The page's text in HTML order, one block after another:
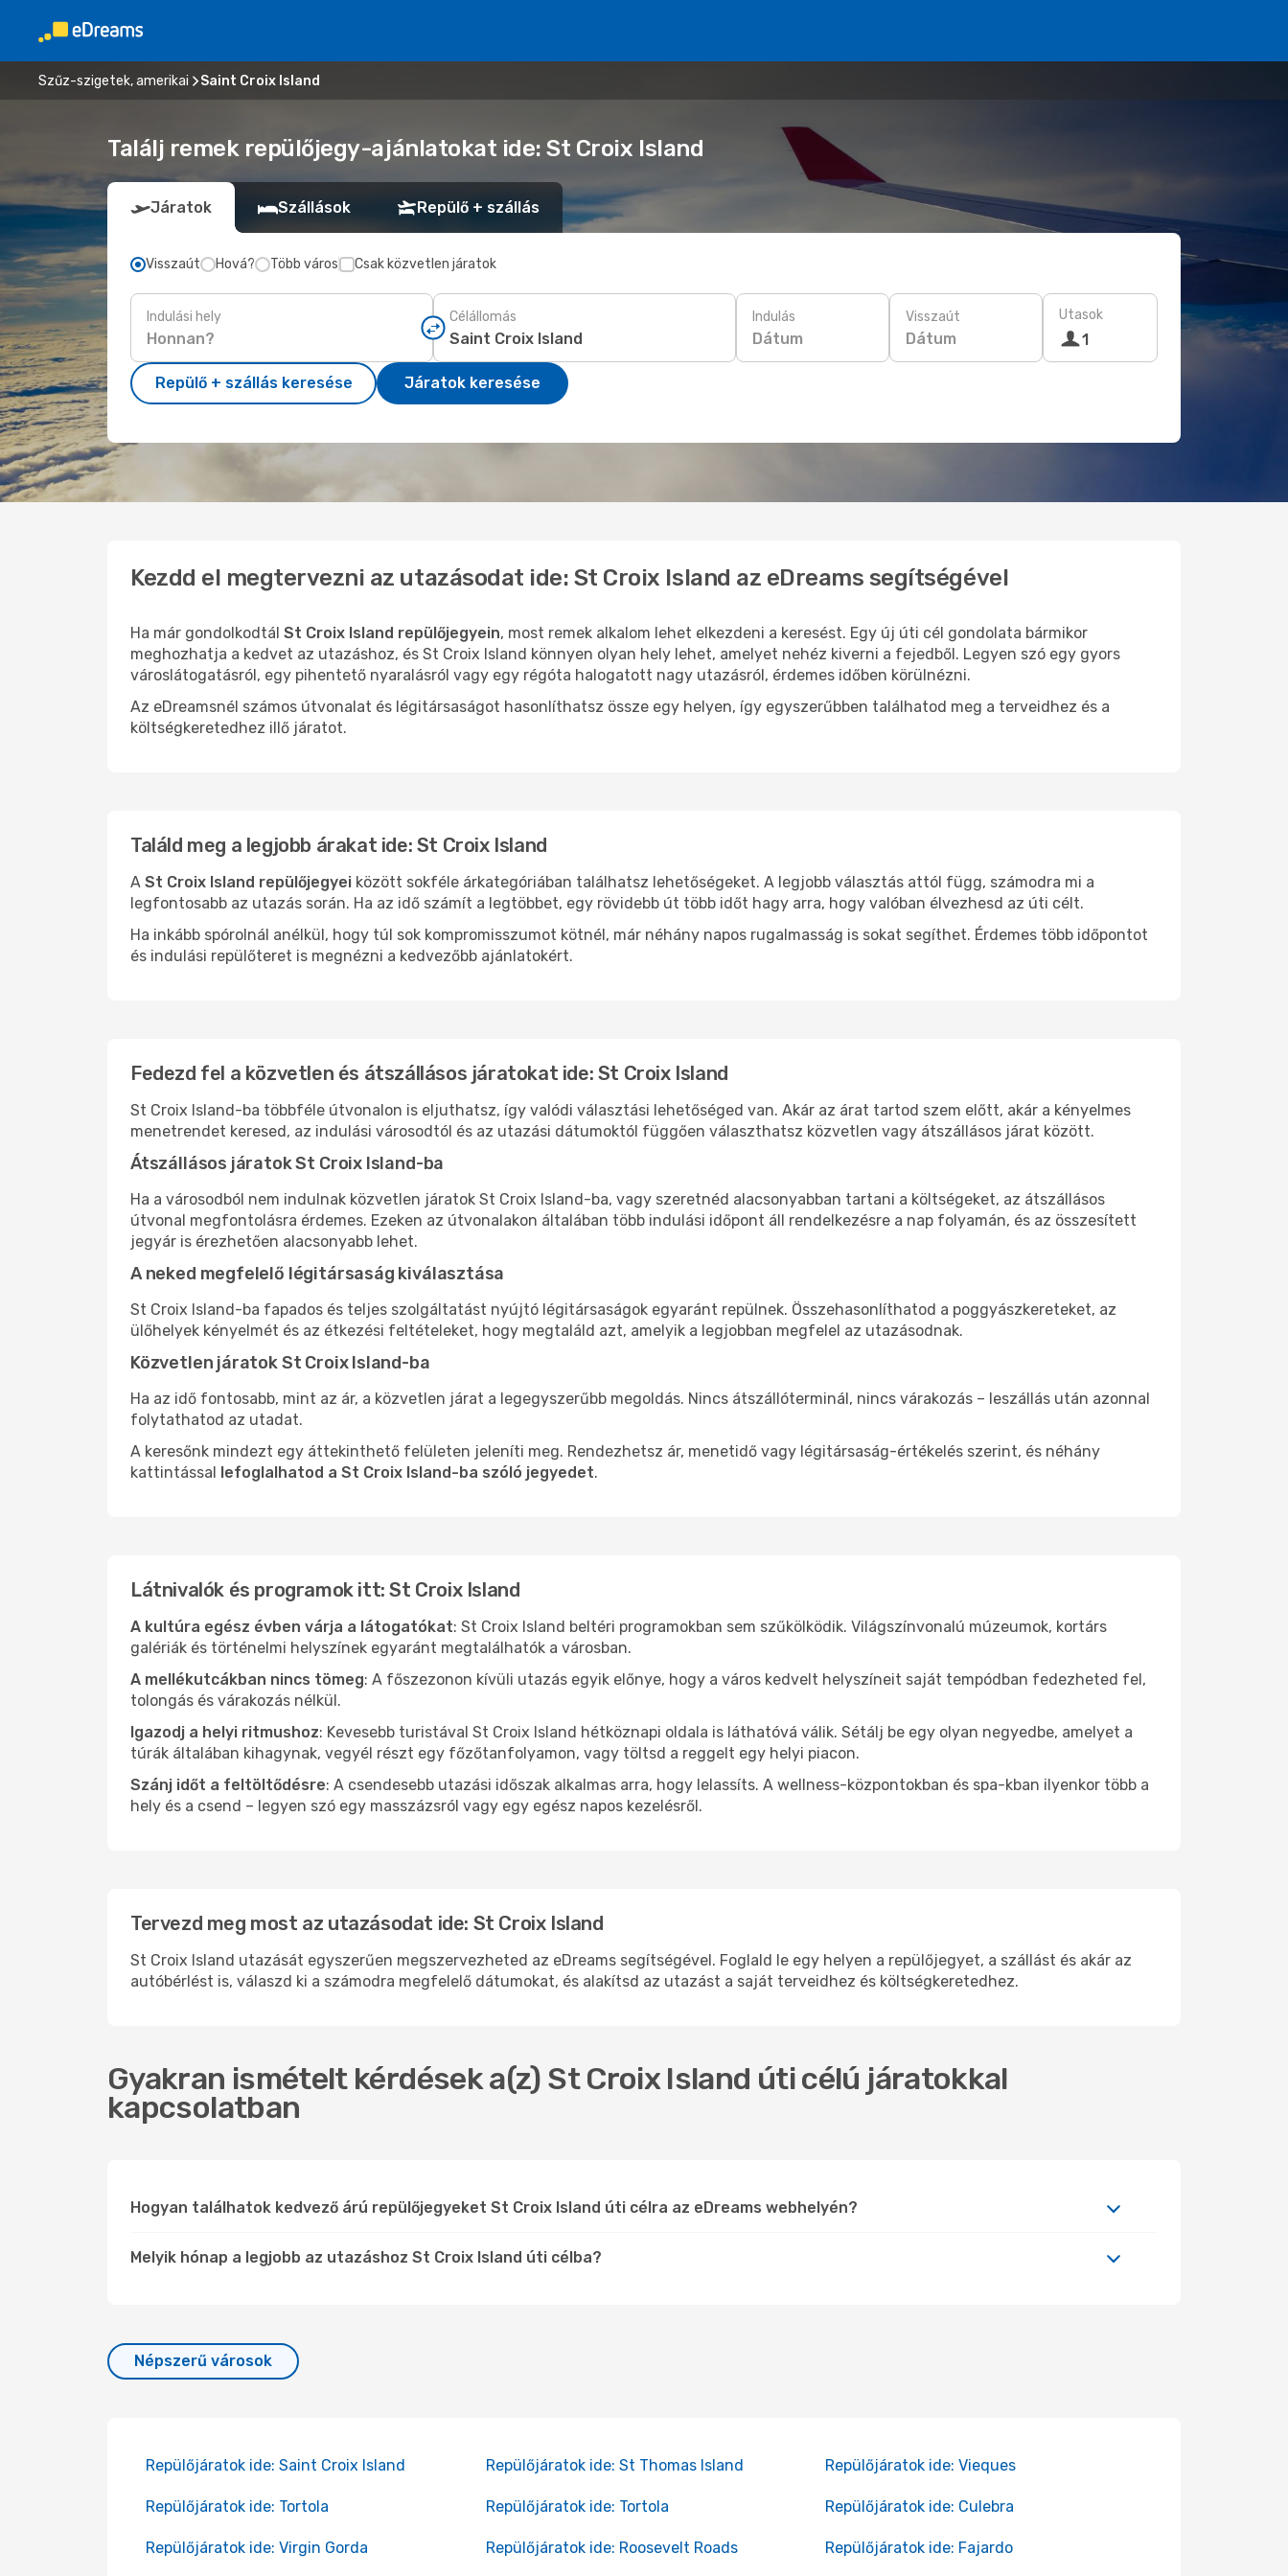
Szűz-szigetek, amerikai Saint Croix Island
Találj remek repülőjegy-ajánlatokat ide: St Croix Island
Járatok Szállások Repülő + szállás
Visszaút Hová? Több város Csak közvetlen járatok
Indulási hely Célállomás Indulás
Dátum
Visszaút
Dátum
Utasok
1
Repülő + szállás keresése Járatok keresése
Kezdd el megtervezni az utazásodat ide: St Croix Island az eDreams segítségével
Ha már gondolkodtál St Croix Island repülőjegyein, most remek alkalom lehet elkezdeni a keresést. Egy új úti cél gondolata bármikor
meghozhatja a kedvet az utazáshoz, és St Croix Island könnyen olyan hely lehet, amelyet nehéz kiverni a fejedből. Legyen szó egy gyors
városlátogatásról, egy pihentető nyaralásról vagy egy régóta halogatott nagy utazásról, érdemes időben körülnézni.
Az eDreamsnél számos útvonalat és légitársaságot hasonlíthatsz össze egy helyen, így egyszerűbben találhatod meg a terveidhez és a
költségkeretedhez illő járatot.
Találd meg a legjobb árakat ide: St Croix Island
A St Croix Island repülőjegyei között sokféle árkategóriában találhatsz lehetőségeket. A legjobb választás attól függ, számodra mi a
legfontosabb az utazás során. Ha az idő számít a legtöbbet, egy rövidebb út több időt hagy arra, hogy valóban élvezhesd az úti célt.
Ha inkább spórolnál anélkül, hogy túl sok kompromisszumot kötnél, már néhány napos rugalmasság is sokat segíthet. Érdemes több időpontot
és indulási repülőteret is megnézni a kedvezőbb ajánlatokért.
Fedezd fel a közvetlen és átszállásos járatokat ide: St Croix Island
St Croix Island-ba többféle útvonalon is eljuthatsz, így valódi választási lehetőséged van. Akár az árat tartod szem előtt, akár a kényelmes
menetrendet keresed, az indulási városodtól és az utazási dátumoktól függően választhatsz közvetlen vagy átszállásos járat között.
Átszállásos járatok St Croix Island-ba
Ha a városodból nem indulnak közvetlen járatok St Croix Island-ba, vagy szeretnéd alacsonyabban tartani a költségeket, az átszállásos
útvonal megfontolásra érdemes. Ezeken az útvonalakon általában több indulási időpont áll rendelkezésre a nap folyamán, és az összesített
jegyár is érezhetően alacsonyabb lehet.
A neked megfelelő légitársaság kiválasztása
St Croix Island-ba fapados és teljes szolgáltatást nyújtó légitársaságok egyaránt repülnek. Összehasonlíthatod a poggyászkereteket, az
ülőhelyek kényelmét és az étkezési feltételeket, hogy megtaláld azt, amelyik a legjobban megfelel az utazásodnak.
Közvetlen járatok St Croix Island-ba
Ha az idő fontosabb, mint az ár, a közvetlen járat a legegyszerűbb megoldás. Nincs átszállóterminál, nincs várakozás – leszállás után azonnal
folytathatod az utadat.
A keresőnk mindezt egy áttekinthető felületen jeleníti meg. Rendezhetsz ár, menetidő vagy légitársaság-értékelés szerint, és néhány
kattintással lefoglalhatod a St Croix Island-ba szóló jegyedet.
Látnivalók és programok itt: St Croix Island
A kultúra egész évben várja a látogatókat: St Croix Island beltéri programokban sem szűkölködik. Világszínvonalú múzeumok, kortárs
galériák és történelmi helyszínek egyaránt megtalálhatók a városban.
A mellékutcákban nincs tömeg: A főszezonon kívüli utazás egyik előnye, hogy a város kedvelt helyszíneit saját tempódban fedezheted fel,
tolongás és várakozás nélkül.
Igazodj a helyi ritmushoz: Kevesebb turistával St Croix Island hétköznapi oldala is láthatóvá válik. Sétálj be egy olyan negyedbe, amelyet a
túrák általában kihagynak, vegyél részt egy főzőtanfolyamon, vagy töltsd a reggelt egy helyi piacon.
Szánj időt a feltöltődésre: A csendesebb utazási időszak alkalmas arra, hogy lelassíts. A wellness-központokban és spa-kban ilyenkor több a
hely és a csend – legyen szó egy masszázsról vagy egy egész napos kezelésről.
Tervezd meg most az utazásodat ide: St Croix Island
St Croix Island utazását egyszerűen megszervezheted az eDreams segítségével. Foglald le egy helyen a repülőjegyet, a szállást és akár az
autóbérlést is, válaszd ki a számodra megfelelő dátumokat, és alakítsd az utazást a saját terveidhez és költségkeretedhez.
Gyakran ismételt kérdések a(z) St Croix Island úti célú járatokkal
kapcsolatban
Hogyan találhatok kedvező árú repülőjegyeket St Croix Island úti célra az eDreams webhelyén?
Melyik hónap a legjobb az utazáshoz St Croix Island úti célba?
Népszerű városok
Repülőjáratok ide: Saint Croix Island Repülőjáratok ide: St Thomas Island Repülőjáratok ide: Vieques
Repülőjáratok ide: Tortola Repülőjáratok ide: Tortola Repülőjáratok ide: Culebra
Repülőjáratok ide: Virgin Gorda Repülőjáratok ide: Roosevelt Roads Repülőjáratok ide: Fajardo